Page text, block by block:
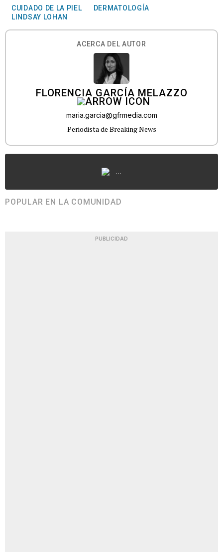
CUIDADO DE LA PIEL
DERMATOLOGÍA
LINDSAY LOHAN
ACERCA DEL AUTOR
FLORENCIA GARCÍA MELAZZO
maria.garcia@gfrmedia.com
Periodista de Breaking News
...
POPULAR EN LA COMUNIDAD
PUBLICIDAD